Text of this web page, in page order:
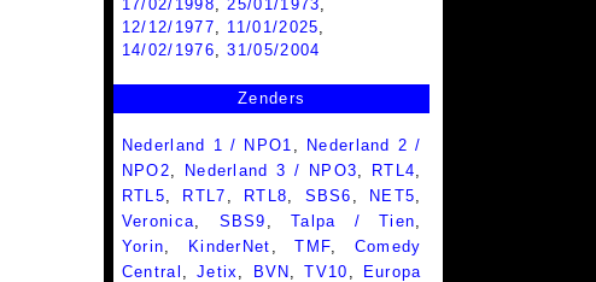
17/02/1998,25/01/1973,
12/12/1977, 11/01/2025,
14/02/1976,31/05/2004
Zenders
Nederland 1 / NPO1
Nederland 2 /
NPO2
Nederland 3 / NPO3 RTL4
RTL5
RTL7 RTL8 SBS6 NET5
Veronica
SBS9 ,Talpa / Tien
Yorin
KinderNet ,TMF
Comedy
Central
Jetix BVN ,TV10
Europa